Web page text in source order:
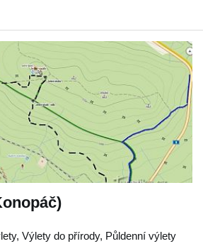
Výlety do přírody, Půldenní výlety